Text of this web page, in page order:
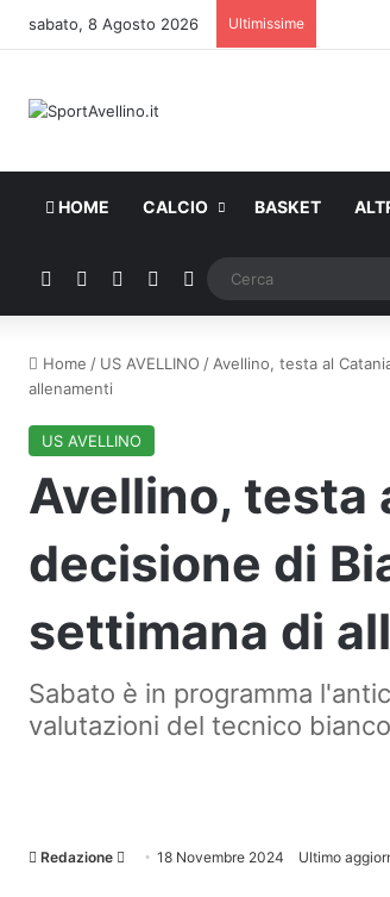
sabato, 8 Agosto 2026 Ultimissime
HOME CALCIO BASKET
Facebook You TubeInstagram
WhatsApp
Home / US AVELLINO / Avellino, testa al
allenamenti
US AVELLINO
Avellino, testa
decisione di
settimana di
Sabato è in programma
valutazioni del tecnico
Redazione
Invia 18 Novembre 2024
Ultimo